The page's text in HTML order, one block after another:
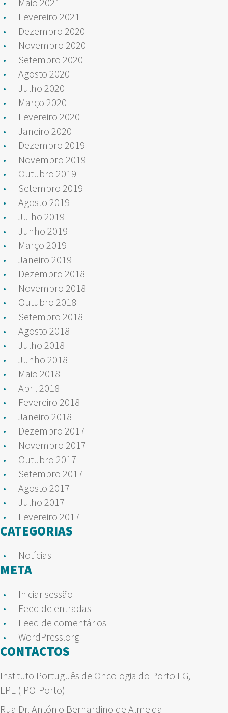
Fevereiro 2021
Dezembro 2020
Novembro 2020
Setembro 2020
Agosto 2020
Julho 2020
Março 2020
Fevereiro 2020
Janeiro 2020
Dezembro 2019
Novembro 2019
Outubro 2019
Setembro 2019
Agosto 2019
Julho 2019
Junho 2019
Março 2019
Janeiro 2019
Dezembro 2018
Novembro 2018
Outubro 2018
Setembro 2018
Agosto 2018
Julho 2018
Junho 2018
Maio 2018
Abril 2018
Fevereiro 2018
Janeiro 2018
Dezembro 2017
Novembro 2017
Outubro 2017
Setembro 2017
Agosto 2017
Julho 2017
Fevereiro 2017
CATEGORIAS
Notícias
META
Iniciar sessão
Feed de entradas
Feed de comentários
WordPress.org
CONTACTOS
Instituto Português de Oncologia do Porto FG,
EPE (IPO-Porto)
Rua Dr. António Bernardino de Almeida